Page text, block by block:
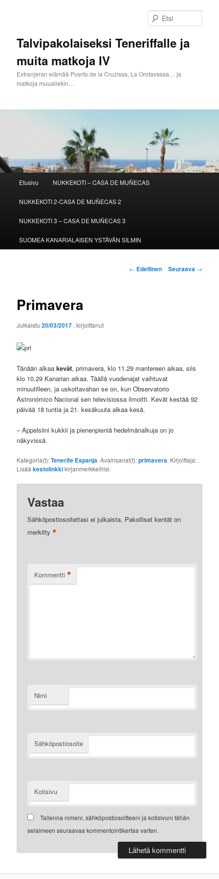
Talvipakolaiseksi Teneriffalle ja
muita matkoja IV
Extranjeran elämää Puerto de la Cruzissa, La Orotavassa… ja
matkoja muuallekin…
Etusivu NUKKEKOTI – CASA DE MUÑECAS
NUKKEKOTI 2-CASA DE MUÑECAS 2
NUKKEKOTI 3 – CASA DE MUÑECAS 3
SUOMEA KANARIALAISEN YSTÄVÄN SILMIN
Artikkelien
← Edellinen Seuraava →
Primavera
Julkaistu20/03/2017 , kirjoittanut
Tänään alkaakevät, primavera, klo 11.29 mantereen aikaa, siis
klo 10.29 Kanarian aikaa. Täällä vuodenajat vaihtuvat
minuutilleen, ja uskottavahan se on, kun Observatorio
Astronómico Nacional sen televisiossa ilmoitti. Kevät kestää 92
päivää 18 tuntia ja 21. kesäkuuta alkaa kesä.
– Appelsiini kukkii ja pienenpieniä hedelmänalkuja on jo
näkyvissä.
Kategoria(t):Tenerife Espanja. Avainsanat(t):primavera. Kirjoittaja: .
Lisääkestolinkkikirjanmerkkeihisi.
Vastaa
Sähköpostiosoitettasi ei julkaista. Pakolliset kentät on
merkitty*
Kommentti *
Nimi
Sähköpostiosoite
Kotisivu
Tallenna nimeni, sähköpostiosoitteeni ja kotisivuni tähän
selaimeen seuraavaa kommentointikertaa varten.